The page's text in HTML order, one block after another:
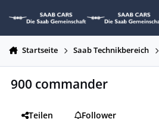
Startseite Saab Technikbereich
900 commander
Teilen
Follower